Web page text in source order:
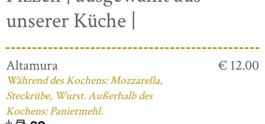
unserer Küche |
Altamura
Während des Kochens: Mozzarella,
Steckrübe, Wurst. Außerhalb des
Kochens: Paniermehl.
€ 12.00